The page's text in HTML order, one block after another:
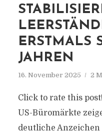
ERSTMALS
JAHREN
16. November 2025 2
Click to rate this
US-Büromärkte
deutliche